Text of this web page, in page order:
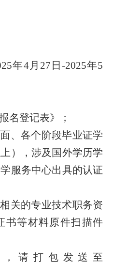
年4月27日-2025年5
名登记表》；
、各个阶段毕业证学
），涉及国外学历学
服务中心出具的认证
关的专业技术职务资
书等材料原件扫描件
请打包发送至